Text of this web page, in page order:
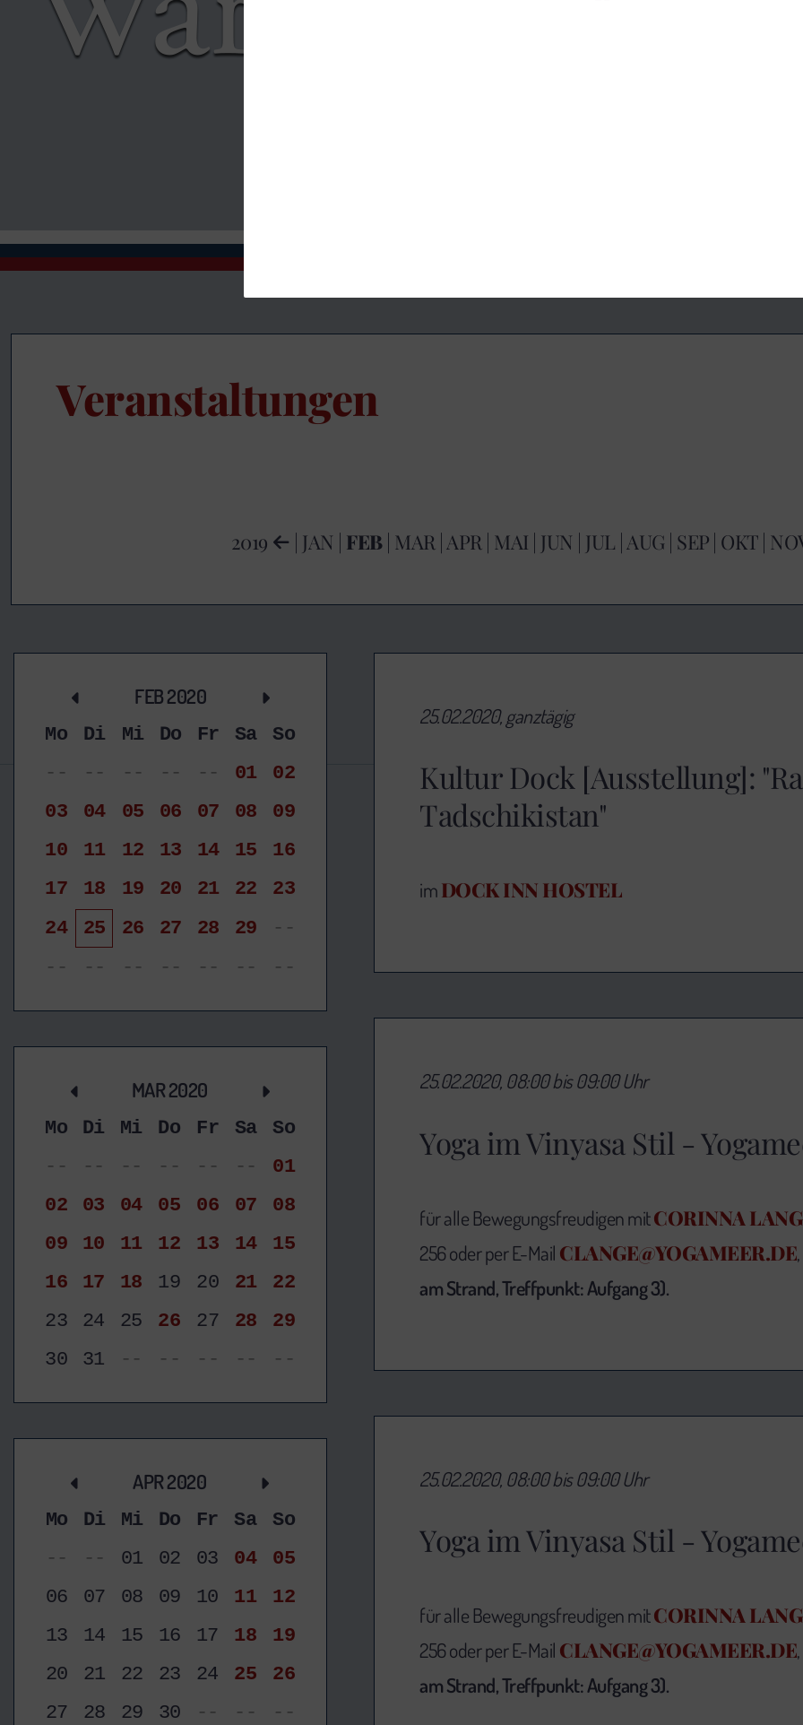
Veranstaltungen
2019 | JAN | FEB| MAR|APR| MAI | JUN | JUL |AUG | SEP| OKT|
FEB 2020
Mo Di Mi Do Fr Sa
So
--
-- -- -- -- 01
02
03
04 05 06 07 08
09
10
11 12 13 14 15
16
17
18 19 20 21 22
23
24
25 26 27 28 29
--
--
-- -- -- -- -- --
MAR 2020
Mo Di Mi Do Fr Sa
So
--
-- -- -- -- --
01
02
03 04 05 06 07
08
09
10 11 12 13 14
15
16
17 18 19 20 21
22
23
24 25 26 27 28
29
30
31 -- -- -- -- --
APR 2020
Mo Di Mi Do Fr Sa
So
--
-- 01 02 03 04
05
06
07 08 09 10 11
12
13
14 15 16 17 18
19
20
21 22 23 24 25
26
27
28 29 30 -- --
--
Kultur Dock [Ausstellung]:
Tadschikistan"
25.02.2020, ganztägig
imDOCK INN HOSTEL
Yoga im Vinyasa Stil -
25.02.2020, 08:00 bis 09:00 Uhr
für alle Bewegungsfreudigen mitCORINNA
256 oder per E-Mail CLANGE@YOGAMEER.DE,
am Strand, Treffpunkt: Aufgang 3).
Yoga im Vinyasa Stil -
25.02.2020, 08:00 bis 09:00 Uhr
für alle Bewegungsfreudigen mitCORINNA
256 oder per E-Mail CLANGE@YOGAMEER.DE,
am Strand, Treffpunkt: Aufgang 3).